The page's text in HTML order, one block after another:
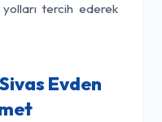
tercih ederek
Evden